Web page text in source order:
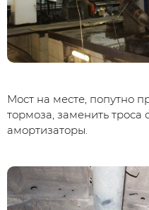
Мост на месте, попутно
тормоза, заменить троса
амортизаторы.